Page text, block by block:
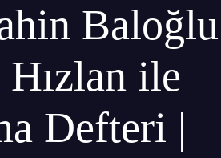
Baloğlu
ile
Defteri |